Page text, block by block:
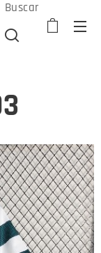
Buscar